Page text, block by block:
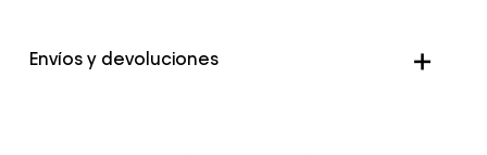
Envíos y devoluciones